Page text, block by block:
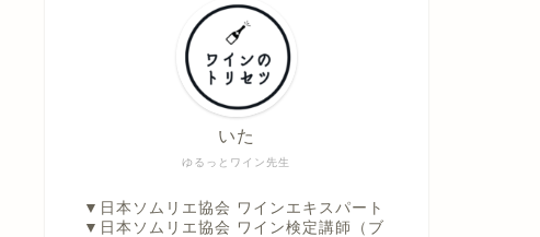
ゆるっとワイン先生
いた
▼日本ソムリエ協会 ワインエキスパート
▼日本ソムリエ協会 ワイン検定講師（ブ